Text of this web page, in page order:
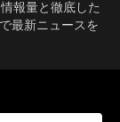
報量と徹底した
最新ニュースを